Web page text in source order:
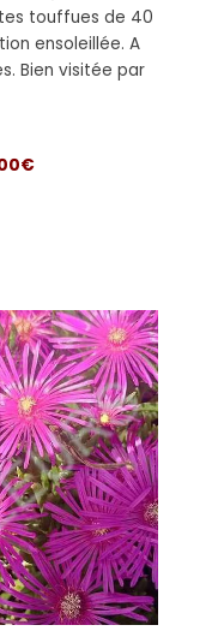
touffues de 40
ensoleillée. A
Bien visitée par